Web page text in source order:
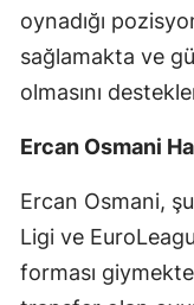
oynadığı
sağlamakta ve
olmasını
Ercan Osmani
Ercan Osmani,
Ligi ve
forması